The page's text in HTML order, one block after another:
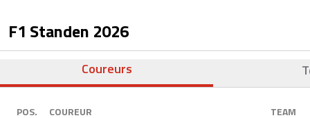
F1 Standen 2026
Coureurs
POS. COUREUR TEAM